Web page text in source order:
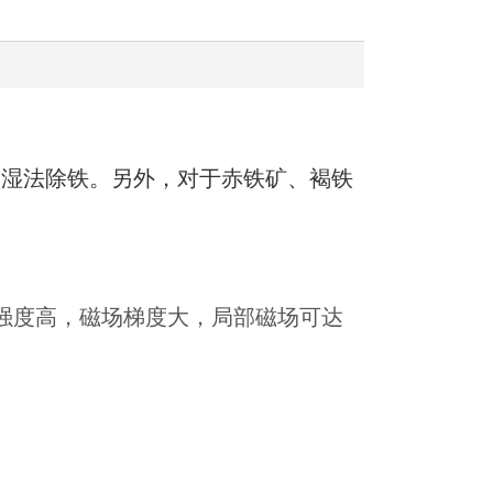
法除铁。另外，对于赤铁矿、褐铁
度高，磁场梯度大，局部磁场可达